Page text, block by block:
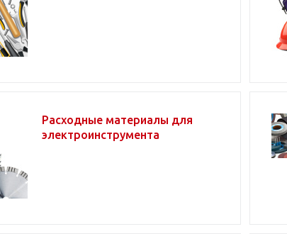
Расходные материалы для
электроинструмента